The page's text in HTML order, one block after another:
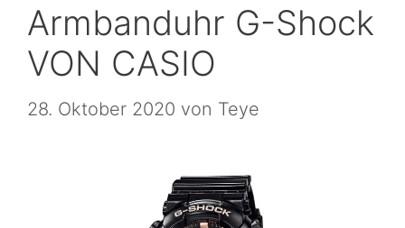
Armbanduhr G-Shock
VON CASIO
28. Oktober 2020 von Teye